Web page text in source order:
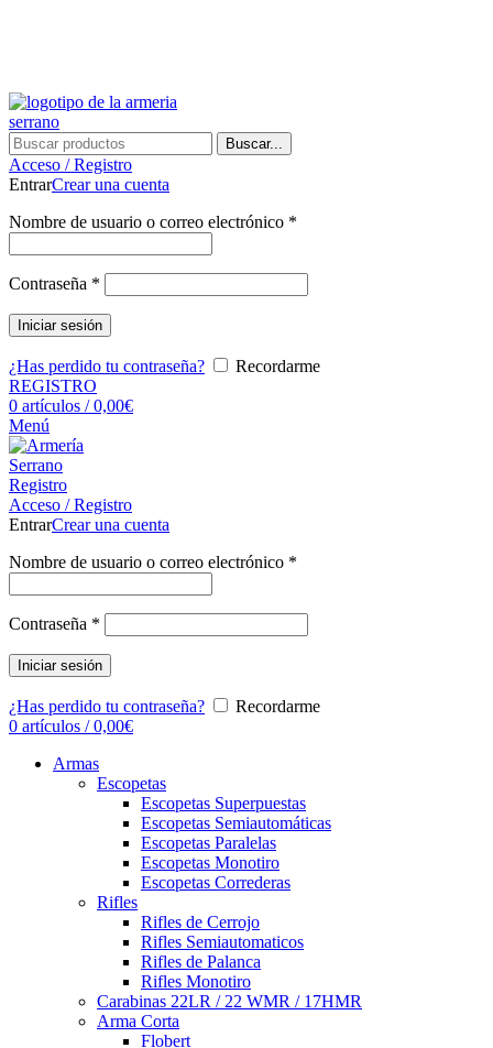
Buscar...
Acceso / Registro
EntrarCrear una cuenta
Nombre de usuario o correo electrónico *
Contraseña *
Iniciar sesión
¿Has perdido tu contraseña?
Recordarme
REGISTRO
0 artículos / 0,00€
Menú
Registro
Acceso / Registro
EntrarCrear una cuenta
Nombre de usuario o correo electrónico *
Contraseña *
Iniciar sesión
¿Has perdido tu contraseña?
Recordarme
0 artículos / 0,00€
Armas
Escopetas
Escopetas Superpuestas
Escopetas Semiautomáticas
Escopetas Paralelas
Escopetas Monotiro
Escopetas Correderas
Rifles
Rifles de Cerrojo
Rifles Semiautomaticos
Rifles de Palanca
Rifles Monotiro
Carabinas 22LR / 22 WMR / 17HMR
Arma Corta
Flobert